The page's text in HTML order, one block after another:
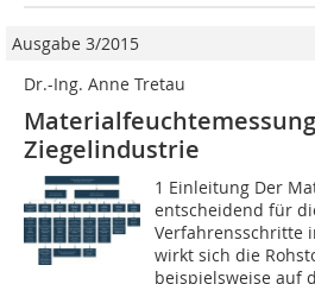
Ausgabe 3/2015
Dr.-Ing. Anne Tretau
Ziegelindustrie
1 Einleitung Der
entscheidend für
Verfahrensschritte
wirkt sich die
beispielsweise auf